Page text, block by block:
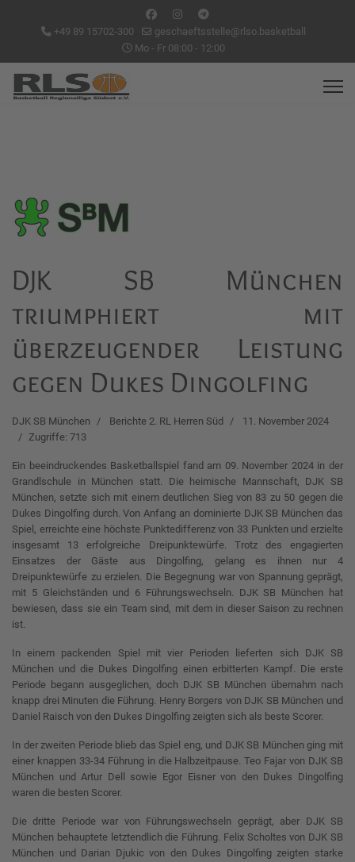
+49 89 15702-300
geschaeftsstelle@rlso.basketball
Mo - Fr 08:00 - 12:00
DJK SB München
triumphiert mit
überzeugender Leistung
gegen Dukes Dingolfing
DJK SB München Berichte 2. RL Herren Süd
11. November 2024
Zugriffe: 713
Ein beeindruckendes Basketballspiel fand am 09. November 2024 in der
Grandlschule in München statt. Die heimische Mannschaft, DJK SB
München, setzte sich mit einem deutlichen Sieg von 83 zu 50 gegen die
Dukes Dingolfing durch. Von Anfang an dominierte DJK SB München das
Spiel, erreichte eine höchste Punktedifferenz von 33 Punkten und erzielte
insgesamt 13 erfolgreiche Dreipunktewürfe. Trotz des engagierten
Einsatzes der Gäste aus Dingolfing, gelang es ihnen nur 4
Dreipunktewürfe zu erzielen. Die Begegnung war von Spannung geprägt,
mit 5 Gleichständen und 6 Führungswechseln. DJK SB München hat
bewiesen, dass sie ein Team sind, mit dem in dieser Saison zu rechnen
ist.
In einem packenden Spiel mit vier Perioden lieferten sich DJK SB
München und die Dukes Dingolfing einen erbitterten Kampf. Die erste
Periode begann ausgeglichen, doch DJK SB München übernahm nach
knapp drei Minuten die Führung. Henry Borgers von DJK SB München und
Daniel Raisch von den Dukes Dingolfing zeigten sich als beste Scorer.
In der zweiten Periode blieb das Spiel eng, und DJK SB München ging mit
einer knappen 33-34 Führung in die Halbzeitpause. Teo Fajar von DJK SB
München und Artur Dell sowie Egor Eisner von den Dukes Dingolfing
waren die besten Scorer.
Die dritte Periode war von Führungswechseln geprägt, aber DJK SB
München behauptete letztendlich die Führung. Felix Scholtes von DJK SB
München und Darian Djukic von den Dukes Dingolfing zeigten starke